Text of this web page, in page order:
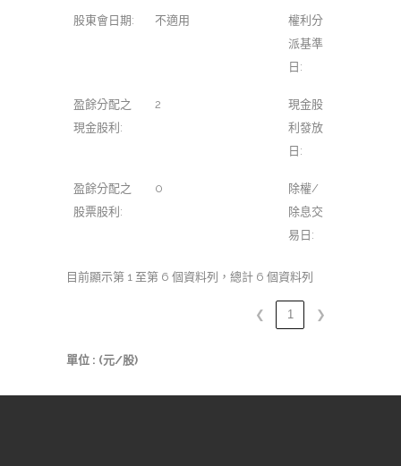
股東會日期: 不適用
權利分
派基準
日:
盈餘分配之
現金股利:
2
現金股
利發放
日:
盈餘分配之
股票股利:
0
除權/
除息交
易日:
目前顯示第 1 至第 6 個資料列，總計 6 個資料列
❮ 1 ❯
單位 : (元/股)